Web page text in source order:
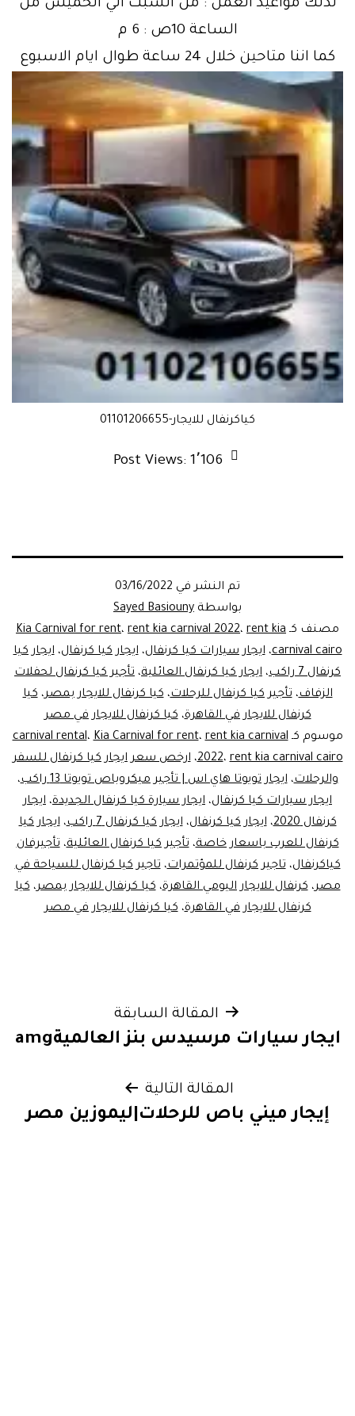
لذلك مواعيد العمل : من السبت الي الخميس من
الساعة 10ص : 6 م
كما اننا متاحين خلال 24 ساعة طوال ايام الاسبوع
كياكرنفال للايجار-01101206655
Post Views: 1٬106
تم النشر في 03/16/2022
بواسطة Sayed Basiouny
مصنف كـ
Kia Carnival for rent، rent kia carnival 2022، rent kia
carnival cairo،ايجار سيارات كيا كرنفال،ايجار كيا كرنفال،ايجار كيا
كرنفال 7 راكب
، ايجار كيا كرنفال العائلية، تأجير كيا كرنفال لحفلات
الزفاف،تأجير كيا كرنفال للرحلات،كيا كرنفال للايجار بمصر،كيا
كرنفال للايجار في القاهرة،كيا كرنفال للايجار في مصر
موسوم كـ
carnival rental،Kia Carnival for rent،rent kia carnival
2022،rent kia carnival cairo ،ارخص سعر ايجار كيا كرنفال للسفر
والرحلات،ايجار تويوتا هاي اس | تأجير ميكروباص تويوتا 13 راكب
،
ايجار سيارات كيا كرنفال، ايجار سيارة كيا كرنفال الجديدة، ايجار
كرنفال 2020
،ايجار كيا كرنفال،ايجار كيا كرنفال 7 راكب ،ايجار كيا
كرنفال للعرب باسعار خاصة،تأجير كيا كرنفال العائلية،تأجيرفان
كياكرنفال،تاجير كرنفال للمؤتمرات،تاجير كيا كرنفال للسياحة في
مصر،كرنفال للايجار اليومي القاهرة،كيا كرنفال للايجار بمصر،كيا
كرنفال للايجار في القاهرة،كيا كرنفال للايجار في مصر
المقالات
المقالة السابقة
ايجار سيارات مرسيدس بنز العالميةamg
المقالة التالية
إيجار ميني باص للرحلات|ليموزين مصر